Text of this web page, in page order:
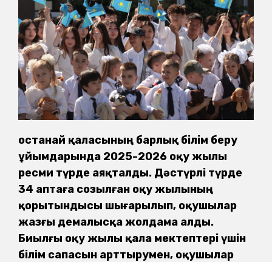
Қостанай қаласының барлық білім беру
ұйымдарында 2025-2026 оқу жылы
ресми түрде аяқталды. Дәстүрлі түрде
34 аптаға созылған оқу жылының
қорытындысы шығарылып, оқушылар
жазғы демалысқа жолдама алды.
Биылғы оқу жылы қала мектептері үшін
білім сапасын арттырумен, оқушылар